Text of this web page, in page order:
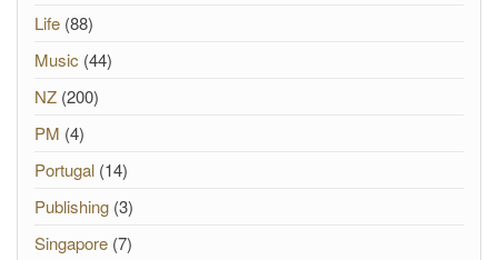
Life (88)
Music (44)
NZ (200)
PM (4)
Portugal (14)
Publishing (3)
Singapore (7)